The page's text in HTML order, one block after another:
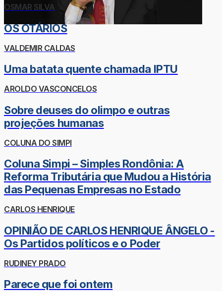
OSMAR SILVA
OS OTÁRIOS
VALDEMIR CALDAS
Uma batata quente chamada IPTU
AROLDO VASCONCELOS
Sobre deuses do olimpo e outras
projeções humanas
COLUNA DO SIMPI
Coluna Simpi – Simples Rondônia: A
Reforma Tributária que Mudou a História
das Pequenas Empresas no Estado
CARLOS HENRIQUE
OPINIÃO DE CARLOS HENRIQUE ÂNGELO -
Os Partidos políticos e o Poder
RUDINEY PRADO
Parece que foi ontem